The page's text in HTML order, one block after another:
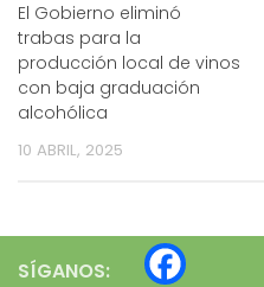
El Gobierno eliminó
trabas para la
producción local de vinos
con baja graduación
alcohólica
10 ABRIL, 2025
SÍGANOS: